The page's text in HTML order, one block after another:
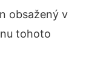
obsažený v
tohoto